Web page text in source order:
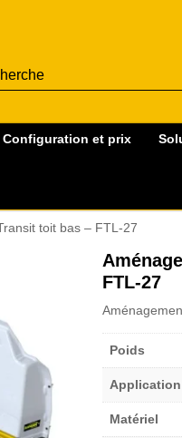
Configuration et prix
toit bas – FTL-27
FTL-27
Poids
Application
Matériel